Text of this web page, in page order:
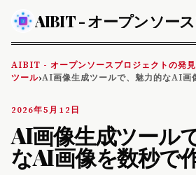
AIBIT - オープンソースプロジェクトの発見
ツール›AI画像生成ツールで、魅力的なAI画
2026年5月12日
AI画像生成ツール
なAI画像を数秒で